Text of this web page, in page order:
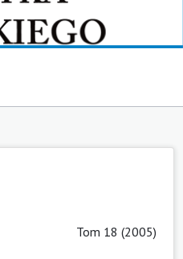
Tom 18 (2005)